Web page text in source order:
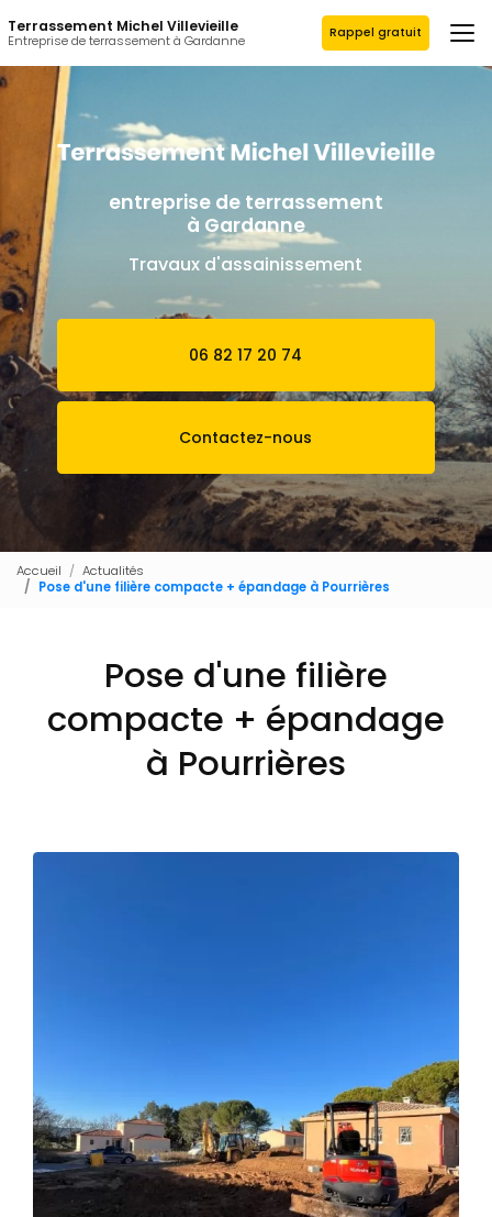
au
contenu
principal
Terrassement Michel Villevieille
Entreprise de terrassement à Gardanne Rappel gratuit
entreprise de terrassement
à Gardanne
Travaux d'assainissement
06 82 17 20 74
Contactez-nous
Accueil
Actualités
Pose d'une filière compacte + épandage à Pourrières
Pose d'une filière
compacte + épandage
à Pourrières